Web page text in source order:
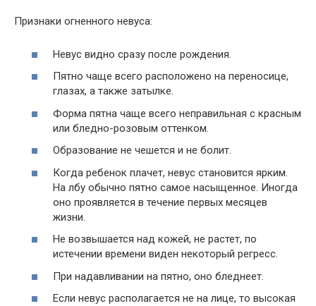
Признаки огненного невуса:
Невус видно сразу после рождения.
Пятно чаще всего расположено на переносице,
глазах, а также затылке.
Форма пятна чаще всего неправильная с красным
или бледно-розовым оттенком.
Образование не чешется и не болит.
Когда ребенок плачет, невус становится ярким.
На лбу обычно пятно самое насыщенное. Иногда
оно проявляется в течение первых месяцев
жизни.
Не возвышается над кожей, не растет, по
истечении времени виден некоторый регресс.
При надавливании на пятно, оно бледнеет.
Если невус располагается не на лице, то высокая